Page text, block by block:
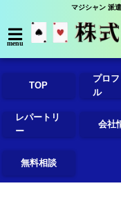
マジシャン 派
menu
TOP
プロ
ル
レパートリ
ー
会社
無料相談